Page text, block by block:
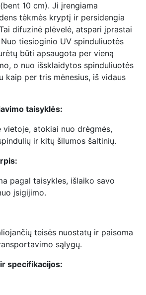
10 cm). Ji įrengiama
tėkmės kryptį ir persidengia
difuzinė plėvelė, atspari įprastai
tiesioginio UV spinduliuotės
būti apsaugota per vieną
o nuo išsklaidytos spinduliuotės
kaip per tris mėnesius, iš vidaus
taisyklės:
vietoje, atokiai nuo drėgmės,
ir kitų šilumos šaltinių.
pagal taisykles, išlaiko savo
įsigijimo.
teisės nuostatų ir paisoma
sąlygų.
specifikacijos: